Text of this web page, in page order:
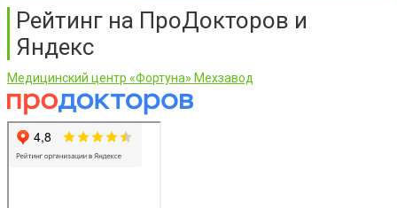
Рейтинг на ПроДокторов и
Яндекс
Медицинский центр «Фортуна» Мехзавод